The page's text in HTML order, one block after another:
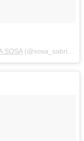
SOSA(@sosa_sabri) el